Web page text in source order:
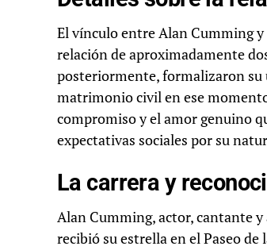
El vínculo entre Alan Cumming
relación de aproximadamente
posteriormente, formalizaron su
matrimonio civil en ese
compromiso y el amor genuino
expectativas sociales por su
La carrera y
Alan Cumming, actor, cantante
recibió su estrella en el Paseo